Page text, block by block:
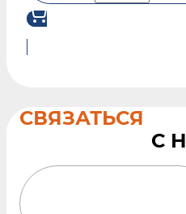
СВЯЗАТЬСЯ